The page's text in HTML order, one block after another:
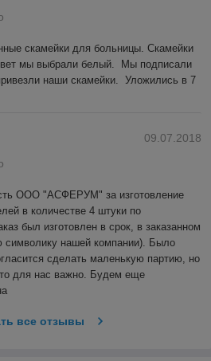
скамейки для больницы. Скамейки
мы выбрали белый.  Мы подписали
наши скамейки.  Уложились в 7
09.07.2018
ООО "АСФЕРУМ" за изготовление
в количестве 4 штуки по
был изготовлен в срок, в заказанном
нашей компании). Было
сделать маленькую партию, но
для нас важно. Будем еще
все отзывы